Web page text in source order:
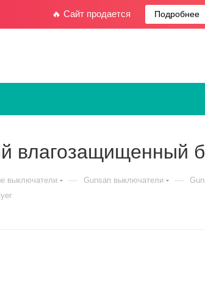
🔥 Сайт продается Подробнее
влагозащищенный
выключатели — Gunsan выключатели —